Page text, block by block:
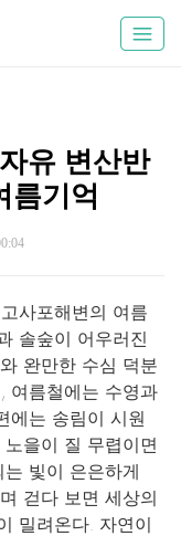
유 변산반
름기억
사포해변의 여름
솔숲이 어우러진
완만한 수심 덕분
여름철에는 수영과
에는 송림이 시원
을이 질 무렵이면
빛이 은은하게
걷다 보면 세상의
밀려온다. 자연이